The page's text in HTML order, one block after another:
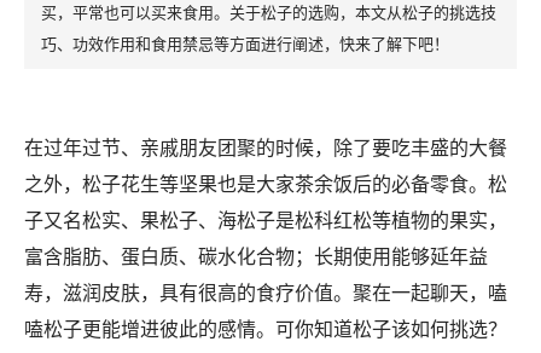
买，平常也可以买来食用。关于松子的选购，本文从松子的挑选技
巧、功效作用和食用禁忌等方面进行阐述，快来了解下吧！
在过年过节、亲戚朋友团聚的时候，除了要吃丰盛的大餐
之外，松子花生等坚果也是大家茶余饭后的必备零食。松
子又名松实、果松子、海松子是松科红松等植物的果实，
富含脂肪、蛋白质、碳水化合物；长期使用能够延年益
寿，滋润皮肤，具有很高的食疗价值。聚在一起聊天，嗑
嗑松子更能增进彼此的感情。可你知道松子该如何挑选？